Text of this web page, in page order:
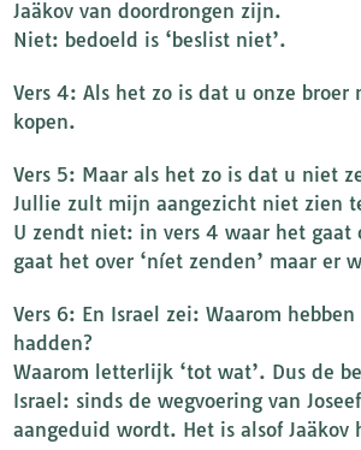
Jaäkov van doordrongen zijn.
Niet: bedoeld is ‘beslist niet’.
Vers 4: Als het zo is dat u onze
kopen.
Vers 5: Maar als het zo is dat u niet
Jullie zult mijn aangezicht niet zien
U zendt niet: in vers 4 waar het gaat
gaat het over ‘níet zenden’ maar er
Vers 6: En Israel zei: Waarom
hadden?
Waarom letterlijk ‘tot wat’. Dus de
Israel: sinds de wegvoering van
aangeduid wordt. Het is alsof